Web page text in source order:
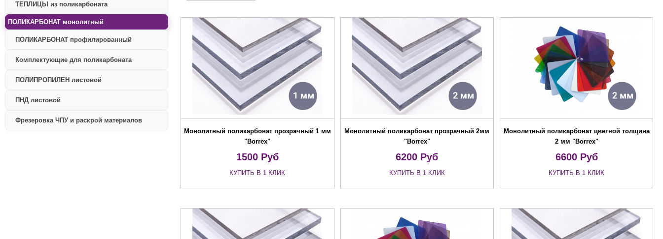
ТЕПЛИЦЫ из поликарбоната
ПОЛИКАРБОНАТ монолитный
ПОЛИКАРБОНАТ профилированный
Комплектующие для поликарбоната
ПОЛИПРОПИЛЕН листовой
ПНД листовой
Фрезеровка ЧПУ и раскрой материалов
Монолитный поликарбонат прозрачный 1 мм
"Borrex"
1500Руб
КУПИТЬ В 1 КЛИК
Монолитный поликарбонат прозрачный 2мм
"Borrex"
6200 Руб
КУПИТЬ В 1 КЛИК
Монолитный поликарбонат цветной толщина
2 мм "Borrex"
6600Руб
КУПИТЬ В 1 КЛИК